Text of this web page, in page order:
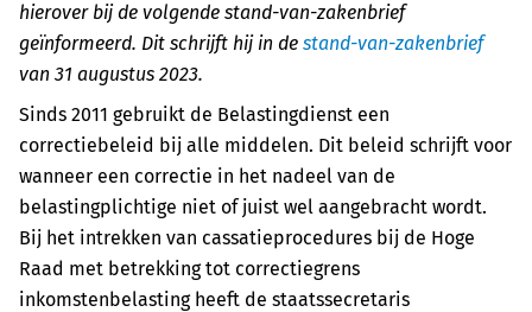
hierover bij de volgende stand-van-zakenbrief
geïnformeerd. Dit schrijft hij in de stand-van-zakenbrief
van 31 augustus 2023.
Sinds 2011 gebruikt de Belastingdienst een
correctiebeleid bij alle middelen. Dit beleid schrijft voor
wanneer een correctie in het nadeel van de
belastingplichtige niet of juist wel aangebracht wordt.
Bij het intrekken van cassatieprocedures bij de Hoge
Raad met betrekking tot correctiegrens
inkomstenbelasting heeft de staatssecretaris